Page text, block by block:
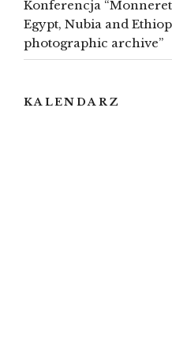
Konferencja
Egypt, Nubia and
photographic archive”
KALENDARZ